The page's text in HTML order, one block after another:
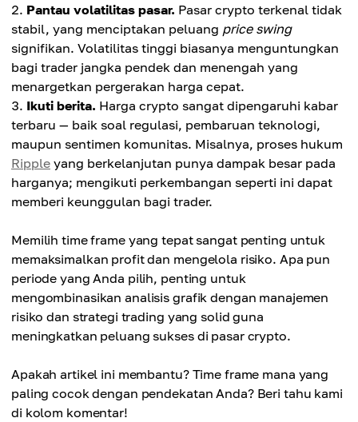
Pantau volatilitas pasar. Pasar crypto terkenal tidak
stabil, yang menciptakan peluang price swing
signifikan. Volatilitas tinggi biasanya menguntungkan
bagi trader jangka pendek dan menengah yang
menargetkan pergerakan harga cepat.
Ikuti berita. Harga crypto sangat dipengaruhi kabar
terbaru — baik soal regulasi, pembaruan teknologi,
maupun sentimen komunitas. Misalnya, proses hukum
Ripple yang berkelanjutan punya dampak besar pada
harganya; mengikuti perkembangan seperti ini dapat
memberi keunggulan bagi trader.
Memilih time frame yang tepat sangat penting untuk
memaksimalkan profit dan mengelola risiko. Apa pun
periode yang Anda pilih, penting untuk
mengombinasikan analisis grafik dengan manajemen
risiko dan strategi trading yang solid guna
meningkatkan peluang sukses di pasar crypto.
Apakah artikel ini membantu? Time frame mana yang
paling cocok dengan pendekatan Anda? Beri tahu kami
di kolom komentar!